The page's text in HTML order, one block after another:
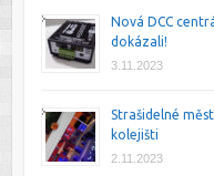
Nová DCC
dokázali!
3.11.2023
Strašidelné
kolejišti
2.11.2023